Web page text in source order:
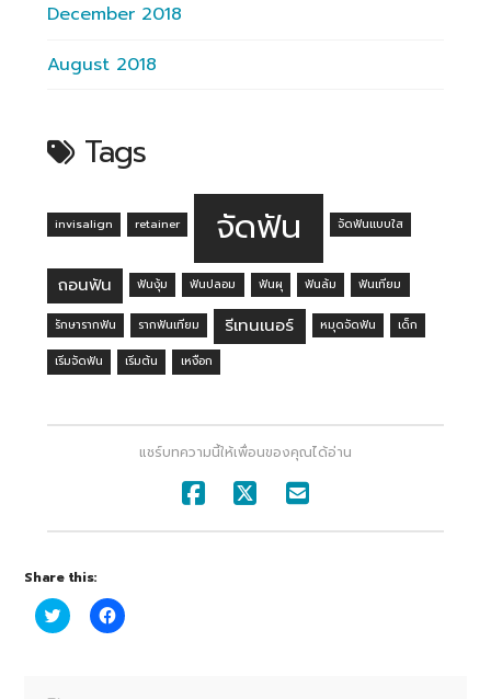
December 2018
August 2018
Tags
invisalign retainer จัดฟัน จัดฟันแบบใส
ถอนฟัน ฟันงุ้ม ฟันปลอม ฟันผุ ฟันล้ม ฟันเทียม
รักษารากฟัน รากฟันเทียม รีเทนเนอร์ หมุดจัดฟัน เด็ก
เริ่มจัดฟัน เริ่มต้น เหงือก
แชร์บทความนี้ให้เพื่อนของคุณได้อ่าน
Share this:
Click
to
Click
to